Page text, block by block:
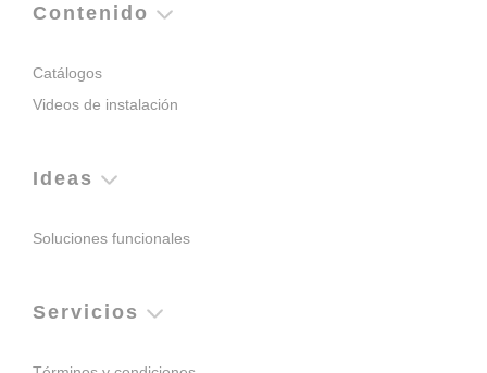
Contenido
Catálogos
Videos de instalación
Ideas
Soluciones funcionales
Servicios